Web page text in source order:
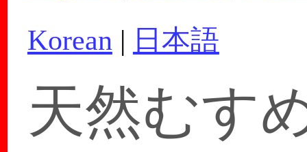
Korean| 日本語
天然むす